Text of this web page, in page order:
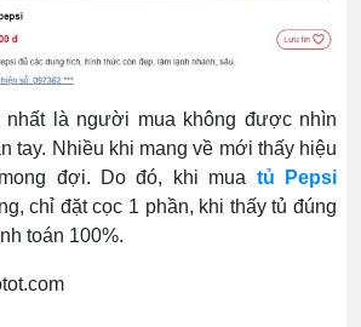
là người mua không được nhìn
tay. Nhiều khi mang về mới thấy hiệu
đợi. Do đó, khi mua tủ Pepsi
chỉ đặt cọc 1 phần, khi thấy tủ đúng
toán 100%.